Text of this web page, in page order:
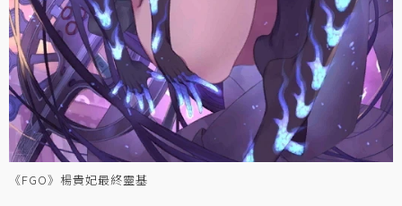
《FGO》楊貴妃最終靈基